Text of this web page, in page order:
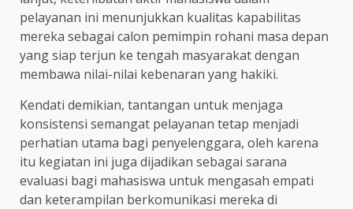
pelayanan ini menunjukkan kualitas kapabilitas
mereka sebagai calon pemimpin rohani masa depan
yang siap terjun ke tengah masyarakat dengan
membawa nilai-nilai kebenaran yang hakiki.
Kendati demikian, tantangan untuk menjaga
konsistensi semangat pelayanan tetap menjadi
perhatian utama bagi penyelenggara, oleh karena
itu kegiatan ini juga dijadikan sebagai sarana
evaluasi bagi mahasiswa untuk mengasah empati
dan keterampilan berkomunikasi mereka di